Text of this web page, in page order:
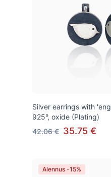
Silver earrings with
925°, oxide (Plating)
42.06 € 35.75 €
Alennus -15%